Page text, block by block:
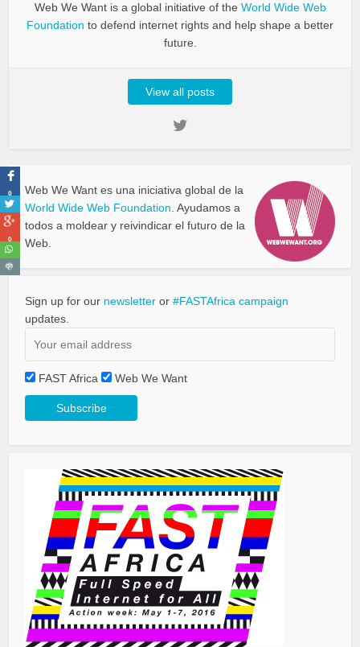
Web We Want is a global initiative of the World Wide Web
Foundation to defend internet rights and help shape a better
future.
View all posts
Web We Want es una iniciativa global de la
World Wide Web Foundation . Ayudamos a
todos a moldear y reivindicar el futuro de la
Web.
Sign up for our newsletter or#FASTAfrica campaign
updates.
FAST Africa Web We Want
0
0